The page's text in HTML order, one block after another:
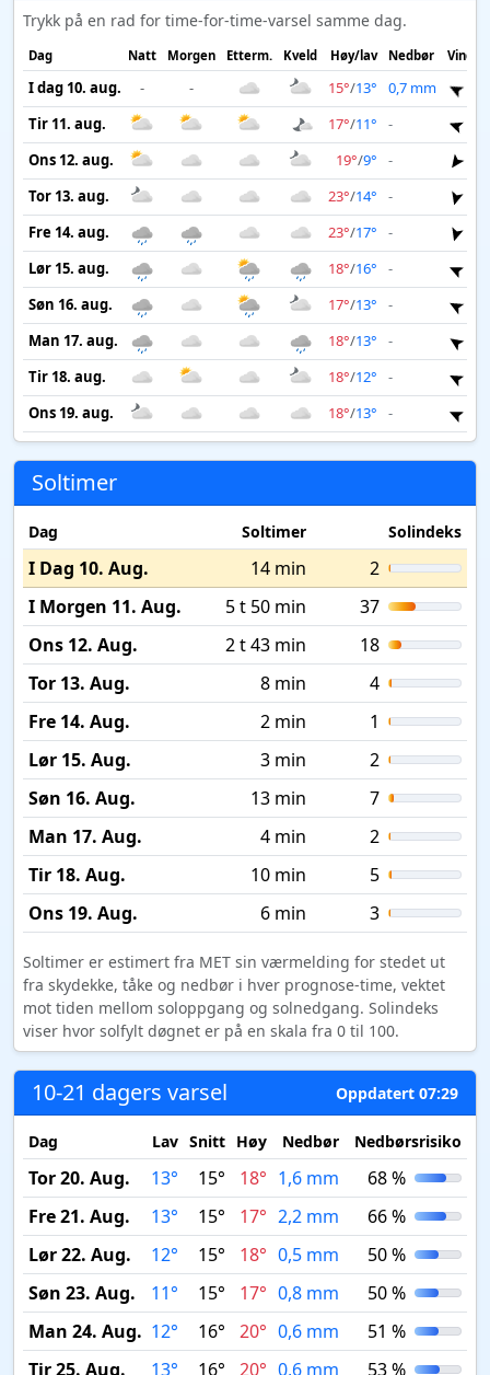
Trykk på en rad for time-for-time-varsel samme dag.
Dag Natt Morgen Etterm. Kveld Høy/lav Nedbør Vind
I dag 10. aug. - - 15°/13° 0,7 mm
Tir 11. aug.
17°/11° -
Ons 12. aug.
19°/9° -
Tor 13. aug.
23°/14° -
Fre 14. aug.
23°/17° -
Lør 15. aug.
18°/16° -
Søn 16. aug.
17°/13° -
Man 17. aug.
18°/13° -
Tir 18. aug.
18°/12° -
Ons 19. aug.
18°/13° -
Soltimer
Dag Soltimer Solindeks
I Dag 10. Aug. 14 min
2
I Morgen 11. Aug.
5 t 50 min
37
Ons 12. Aug.
2 t 43 min
18
Tor 13. Aug.
8 min
4
Fre 14. Aug.
2 min
1
Lør 15. Aug.
3 min
2
Søn 16. Aug.
13 min
7
Man 17. Aug.
4 min
2
Tir 18. Aug.
10 min
5
Ons 19. Aug.
6 min 3
Soltimer er estimert fra MET sin værmelding for stedet ut
fra skydekke, tåke og nedbør i hver prognose-time, vektet
mot tiden mellom soloppgang og solnedgang. Solindeks
viser hvor solfylt døgnet er på en skala fra 0 til 100.
10-21 dagers varsel Oppdatert 07:29
Dag Lav Snitt Høy Nedbør Nedbørsrisiko
Tor 20. Aug. 13° 15° 18° 1,6 mm
68 %
Fre 21. Aug.
13° 15° 17° 2,2 mm
66 %
Lør 22. Aug.
12° 15° 18° 0,5 mm
50 %
Søn 23. Aug.
11° 15° 17° 0,8 mm
50 %
Man 24. Aug. 12° 16° 20° 0,6 mm
51 %
Tir 25. Aug.
13° 16° 20° 0,6 mm 53 %